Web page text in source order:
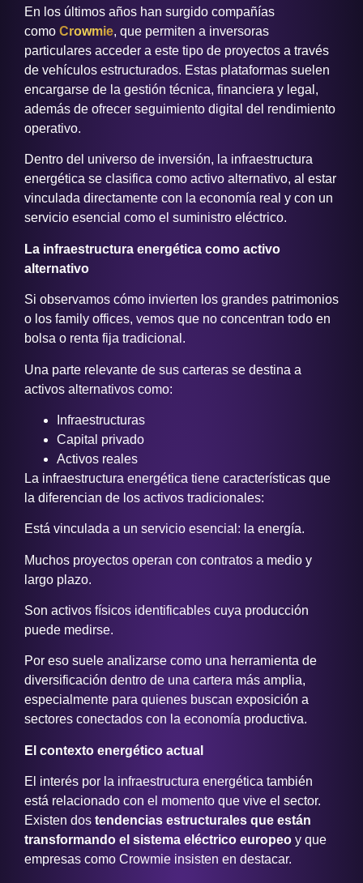
En los últimos años han surgido compañías
como Crowmie, que permiten a inversoras
particulares acceder a este tipo de proyectos a través
de vehículos estructurados. Estas plataformas suelen
encargarse de la gestión técnica, financiera y legal,
además de ofrecer seguimiento digital del rendimiento
operativo.
Dentro del universo de inversión, la infraestructura
energética se clasifica como activo alternativo, al estar
vinculada directamente con la economía real y con un
servicio esencial como el suministro eléctrico.
La infraestructura energética como activo
alternativo
Si observamos cómo invierten los grandes patrimonios
o los family offices, vemos que no concentran todo en
bolsa o renta fija tradicional.
Una parte relevante de sus carteras se destina a
activos alternativos como:
Infraestructuras
Capital privado
Activos reales
La infraestructura energética tiene características que
la diferencian de los activos tradicionales:
Está vinculada a un servicio esencial: la energía.
Muchos proyectos operan con contratos a medio y
largo plazo.
Son activos físicos identificables cuya producción
puede medirse.
Por eso suele analizarse como una herramienta de
diversificación dentro de una cartera más amplia,
especialmente para quienes buscan exposición a
sectores conectados con la economía productiva.
El contexto energético actual
El interés por la infraestructura energética también
está relacionado con el momento que vive el sector.
Existen dos tendencias estructurales que están
transformando el sistema eléctrico europeo y que
empresas como Crowmie insisten en destacar.